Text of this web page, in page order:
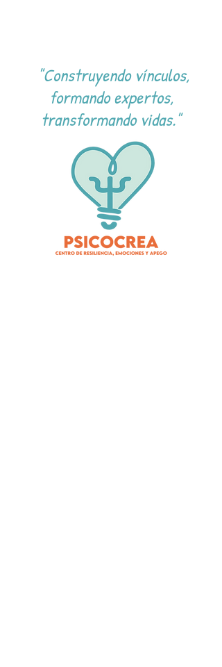
"Construyendo vínculos,
formando expertos,
transformando vidas."